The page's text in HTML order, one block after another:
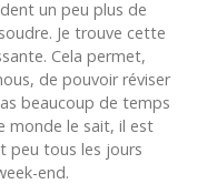
un peu plus de
Je trouve cette
Cela permet,
de pouvoir réviser
beaucoup de temps
monde le sait, il est
peu tous les jours
end.